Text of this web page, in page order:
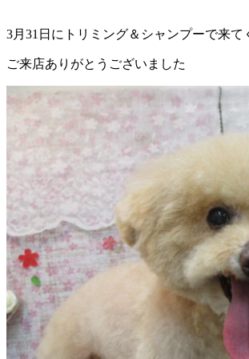
（福
岡
県
千
早
店
／
福
津
3月31日にトリミング＆シャンプーで来
ご来店ありがとうございました